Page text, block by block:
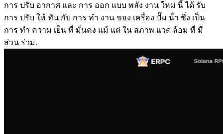
การ ปรับ อากาศ และ การ ออก แบบ พลัง งาน ใหม่ นี้ ได้ รับ
การ ปรับ ให้ ทัน กับ การ ทํา งาน ของ เครื่อง ปั๊ม น้ํา ซึ่ง เป็น
การ ทํา ความ เย็น ที่ มั่นคง แม้ แต่ ใน สภาพ แวด ล้อม ที่ มี
ส่วน ร่วม.